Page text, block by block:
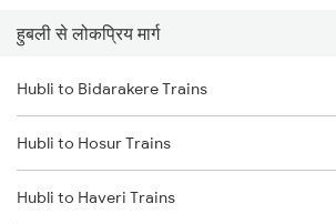
Hosapete to Vadodara Trains
Hosapete to Anantapur Trains
Hosapete to Vijayapura Trains
Hosapete to Ghatprabha Trains
हुबली से लोकप्रिय मार्ग
Hubli to Bidarakere Trains
Hubli to Hosur Trains
Hubli to Haveri Trains